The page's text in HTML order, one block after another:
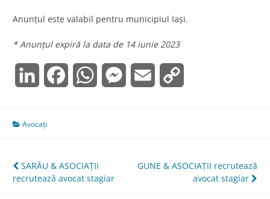
Anunțul este valabil pentru municipiul Iași.
* Anunțul expiră la data de 14 iunie 2023
LinkedInFacebookWhatsAppMessenger
Email
Avocați
Navigare
în
SARĂU & ASOCIAŢII
recrutează avocat stagiar
GUNE & ASOCIAŢII recrutează
avocat stagiar